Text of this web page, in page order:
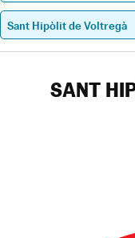
SANT